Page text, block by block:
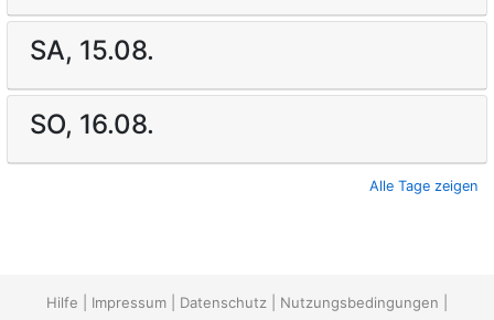
SA, 15.08.
SO, 16.08.
Alle Tage zeigen
Hilfe Impressum Datenschutz Nutzungsbedingungen